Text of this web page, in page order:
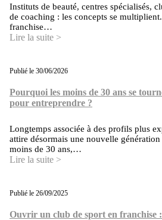
Instituts de beauté, centres spécialisés,
de coaching : les concepts se
franchise…
Lire la suite >
Publié le 30/06/2026
Pourquoi les moins de 30 ans se
pour entreprendre ?
Longtemps associée à des profils plus
attire désormais une nouvelle
moins de 30 ans,…
Lire la suite >
Publié le 26/09/2025
Ouvrir un club de sport en franchise